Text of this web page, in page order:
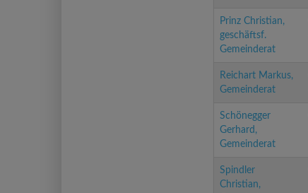
Prinz Christian,
geschäftsf.
Gemeinderat
Reichart Markus,
Gemeinderat
Schönegger
Gerhard,
Gemeinderat
Spindler
Christian,